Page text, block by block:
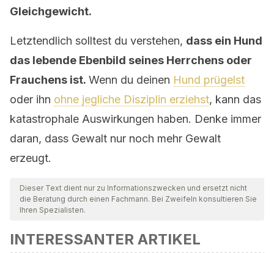
Gleichgewicht.
Letztendlich solltest du verstehen, dass ein Hund
das lebende Ebenbild seines Herrchens oder
Frauchens ist. Wenn du deinen Hund prügelst
oder ihn ohne jegliche Disziplin erziehst, kann das
katastrophale Auswirkungen haben. Denke immer
daran, dass Gewalt nur noch mehr Gewalt
erzeugt.
Dieser Text dient nur zu Informationszwecken und ersetzt nicht
die Beratung durch einen Fachmann. Bei Zweifeln konsultieren Sie
Ihren Spezialisten.
INTERESSANTER ARTIKEL